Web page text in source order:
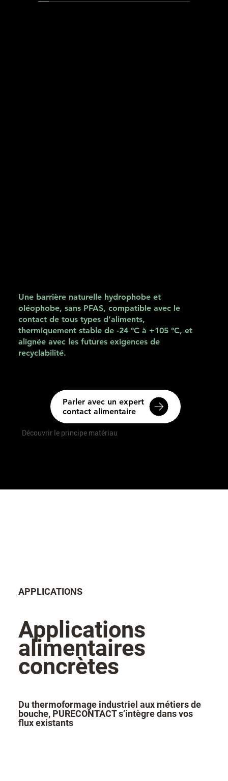
Une barrière naturelle hydrophobe et
oléophobe, sans PFAS, compatible avec le
contact de tous types d’aliments,
thermiquement stable de -24 °C à +105 °C, et
alignée avec les futures exigences de
recyclabilité.
Parler avec un expert
contact alimentaire
Découvrir le principe matériau
APPLICATIONS
Applications
alimentaires
concrètes
Du thermoformage industriel aux métiers de
bouche, PURECONTACT s’intègre dans vos
flux existants